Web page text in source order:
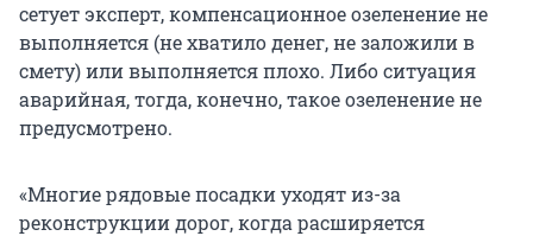
сетует эксперт, компенсационное озеленение не
выполняется (не хватило денег, не заложили в
смету) или выполняется плохо. Либо ситуация
аварийная, тогда, конечно, такое озеленение не
предусмотрено.
«Многие рядовые посадки уходят из-за
реконструкции дорог, когда расширяется